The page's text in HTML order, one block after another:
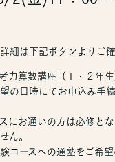
細は下記ボタンよりご
力算数講座（１・２年
の日時にてお申込み手
にお通いの方は必修と
ん。
コースへの通塾をご希